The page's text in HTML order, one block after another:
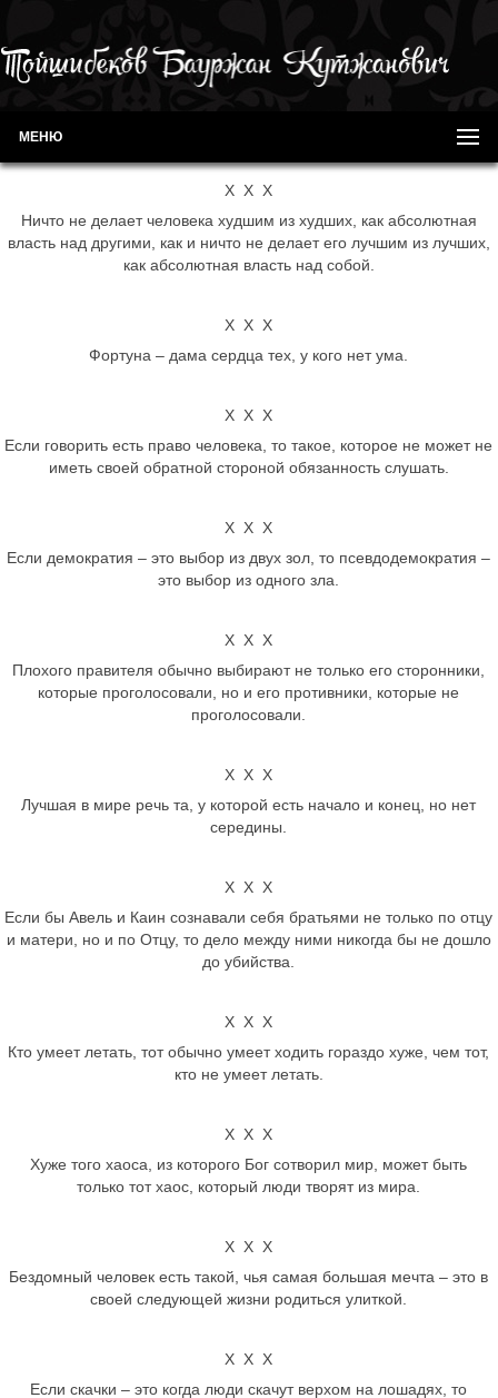
МЕНЮ
Х Х Х
Ничто не делает человека худшим из худших, как абсолютная
власть над другими, как и ничто не делает его лучшим из лучших,
как абсолютная власть над собой.
Х Х Х
Фортуна – дама сердца тех, у кого нет ума.
Х Х Х
Если говорить есть право человека, то такое, которое не может не
иметь своей обратной стороной обязанность слушать.
Х Х Х
Если демократия – это выбор из двух зол, то псевдодемократия –
это выбор из одного зла.
Х Х Х
Плохого правителя обычно выбирают не только его сторонники,
которые проголосовали, но и его противники, которые не
проголосовали.
Х Х Х
Лучшая в мире речь та, у которой есть начало и конец, но нет
середины.
Х Х Х
Если бы Авель и Каин сознавали себя братьями не только по отцу
и матери, но и по Отцу, то дело между ними никогда бы не дошло
до убийства.
Х Х Х
Кто умеет летать, тот обычно умеет ходить гораздо хуже, чем тот,
кто не умеет летать.
Х Х Х
Хуже того хаоса, из которого Бог сотворил мир, может быть
только тот хаос, который люди творят из мира.
Х Х Х
Бездомный человек есть такой, чья самая большая мечта – это в
своей следующей жизни родиться улиткой.
Х Х Х
Если скачки – это когда люди скачут верхом на лошадях, то